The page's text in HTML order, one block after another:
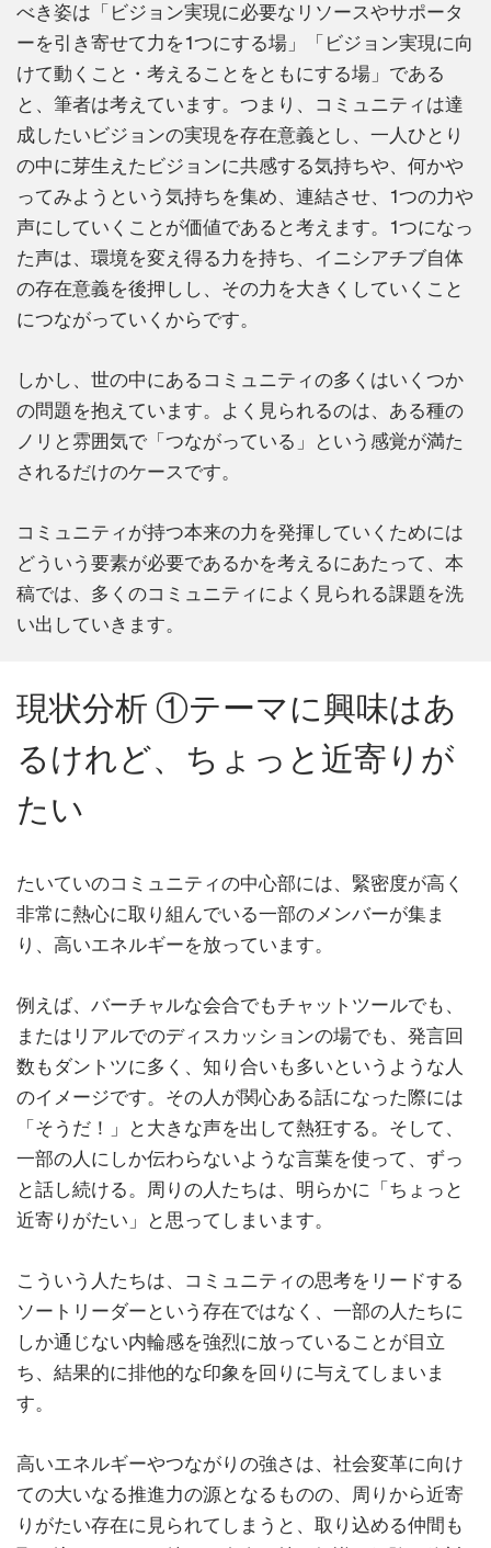
べき姿は「ビジョン実現に必要なリソースやサポータ
ーを引き寄せて力を1つにする場」「ビジョン実現に向
けて動くこと・考えることをともにする場」である
と、筆者は考えています。つまり、コミュニティは達
成したいビジョンの実現を存在意義とし、一人ひとり
の中に芽生えたビジョンに共感する気持ちや、何かや
ってみようという気持ちを集め、連結させ、1つの力や
声にしていくことが価値であると考えます。1つになっ
た声は、環境を変え得る力を持ち、イニシアチブ自体
の存在意義を後押しし、その力を大きくしていくこと
につながっていくからです。
しかし、世の中にあるコミュニティの多くはいくつか
の問題を抱えています。よく見られるのは、ある種の
ノリと雰囲気で「つながっている」という感覚が満た
されるだけのケースです。
コミュニティが持つ本来の力を発揮していくためには
どういう要素が必要であるかを考えるにあたって、本
稿では、多くのコミュニティによく見られる課題を洗
い出していきます。
現状分析 ①テーマに興味はあ
るけれど、ちょっと近寄りが
たい
たいていのコミュニティの中心部には、緊密度が高く
非常に熱心に取り組んでいる一部のメンバーが集ま
り、高いエネルギーを放っています。
例えば、バーチャルな会合でもチャットツールでも、
またはリアルでのディスカッションの場でも、発言回
数もダントツに多く、知り合いも多いというような人
のイメージです。その人が関心ある話になった際には
「そうだ！」と大きな声を出して熱狂する。そして、
一部の人にしか伝わらないような言葉を使って、ずっ
と話し続ける。周りの人たちは、明らかに「ちょっと
近寄りがたい」と思ってしまいます。
こういう人たちは、コミュニティの思考をリードする
ソートリーダーという存在ではなく、一部の人たちに
しか通じない内輪感を強烈に放っていることが目立
ち、結果的に排他的な印象を回りに与えてしまいま
す。
高いエネルギーやつながりの強さは、社会変革に向け
ての大いなる推進力の源となるものの、周りから近寄
りがたい存在に見られてしまうと、取り込める仲間も